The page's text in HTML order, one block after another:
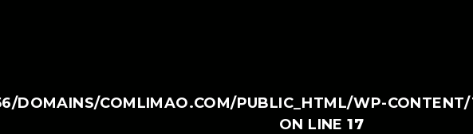
DOMAINS/COMLIMAO.COM/PUBLIC_HTML/WP-
ON LINE17